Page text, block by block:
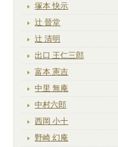
塚本 快示
辻 晉堂
辻 清明
出口 王仁三郎
富本 憲吉
中里 無庵
中村六郎
西岡 小十
野崎 幻庵